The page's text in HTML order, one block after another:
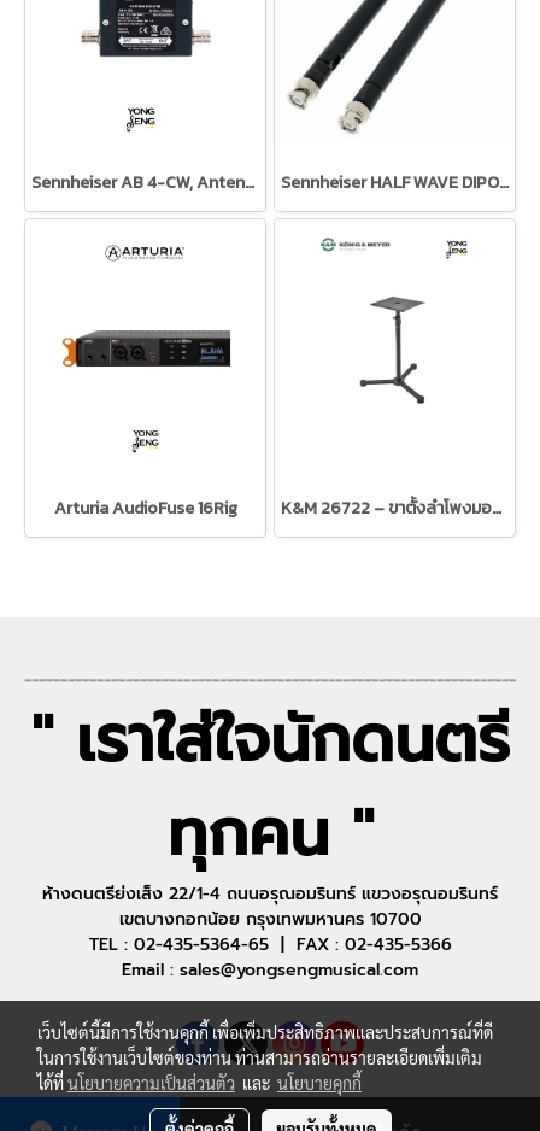
Sennheiser AB 4-CW, Antenna Booster Sennheiser HALF WAVE DIPOLE (T1-7)
Arturia AudioFuse 16Rig K&M 26722 – ขาตั้งลำโพงมอนิเตอร์ (สีดำ)
--------------------------------------------------------------------
" เราใส่ใจนักดนตรี
ทุกคน "
ห้างดนตรีย่งเส็ง 22/1-4 ถนนอรุณอมรินทร์ แขวงอรุณอมรินทร์
เขตบางกอกน้อย กรุงเทพมหานคร 10700
TEL : 02-435-5364-65 | FAX : 02-435-5366
Email : sales@yongsengmusical.com
เว็บไซต์นี้มีการใช้งานคุกกี้ เพื่อเพิ่มประสิทธิภาพและประสบการณ์ที่ดี
ในการใช้งานเว็บไซต์ของท่าน ท่านสามารถอ่านรายละเอียดเพิ่มเติม
ได้ที่นโยบายความเป็นส่วนตัว และ นโยบายคุกกี้